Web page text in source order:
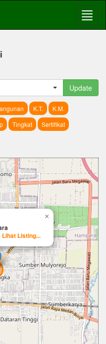
Update
K.T.
K.M.
Tingkat
Sertifikat
Listing...
×